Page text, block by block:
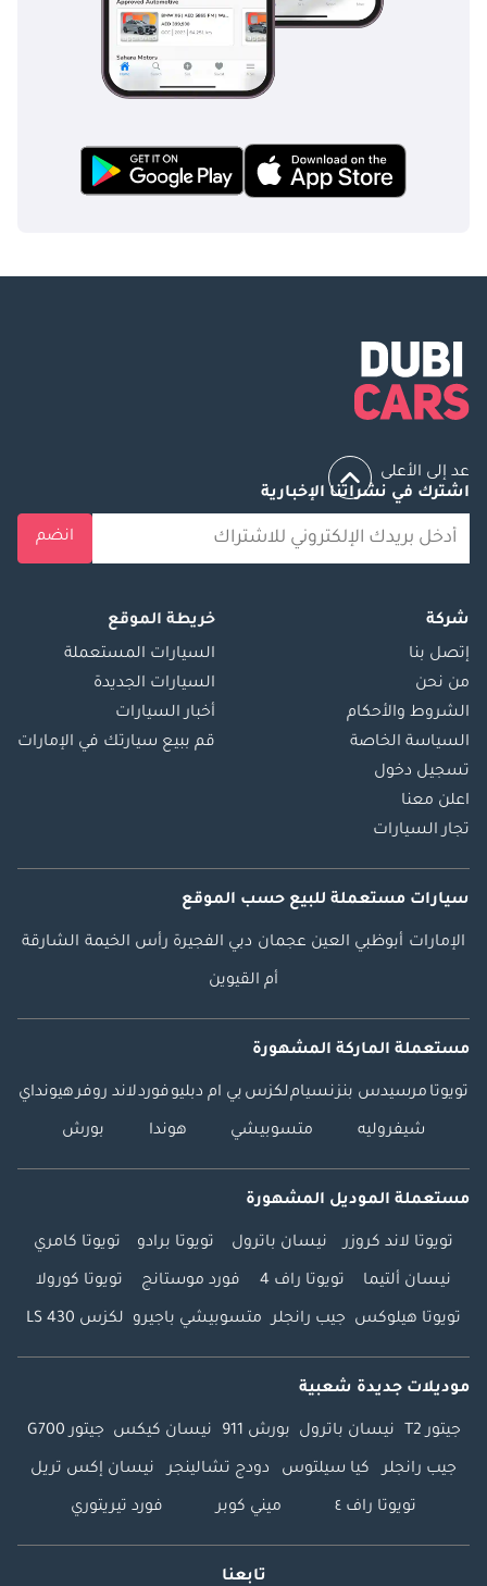
عد إلى الأعلى
اشترك في نشراتنا الإخبارية
انضم
شركة
إتصل بنا
من نحن
الشروط والأحكام
السياسة الخاصة
تسجيل دخول
اعلن معنا
تجار السيارات
خريطة الموقع
السيارات المستعملة
السيارات الجديدة
أخبار السيارات
قم ببيع سيارتك في الإمارات
سيارات مستعملة للبيع حسب الموقع
الإمارات أبوظبي العين عجمان دبي الفجيرة رأس الخيمة الشارقة
أم القيوين
مستعملة الماركة المشهورة
تويوتا مرسيدس بنزنسياملكزس بي ام دبليوفوردلاند روفرهيونداي
شيفروليه متسوبيشي هوندا بورش
مستعملة الموديل المشهورة
تويوتا لاند كروزر نيسان باترول تويوتا برادو تويوتا كامري
نيسان ألتيما تويوتا راف 4 فورد موستانج تويوتا كورولا
تويوتا هيلوكس جيب رانجلر متسوبيشي باجيرو لكزس LS 430
موديلات جديدة شعبية
جيتور T2 نيسان باترول بورش 911 نيسان كيكس جيتور G700
جيب رانجلر كيا سيلتوس دودج تشالينجر نيسان إكس تريل
تويوتا راف ٤ ميني كوبر فورد تيريتوري
تابعنا